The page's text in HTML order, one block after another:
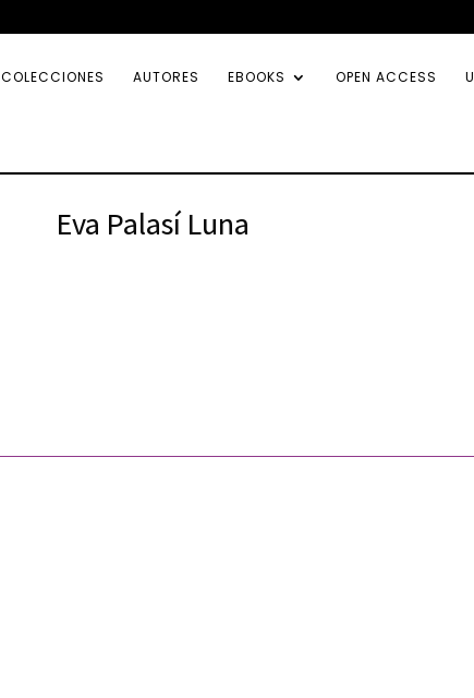
COLECCIONES AUTORES EBOOKS OPEN ACCESS
Eva Palasí Luna